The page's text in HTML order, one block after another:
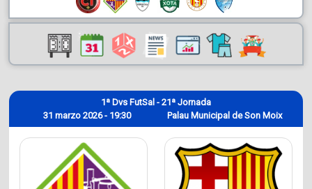
31 marzo 2026 - 19:30
1ª Dvs FutSal - 21ª Jornada
Palau Municipal de Son Moix